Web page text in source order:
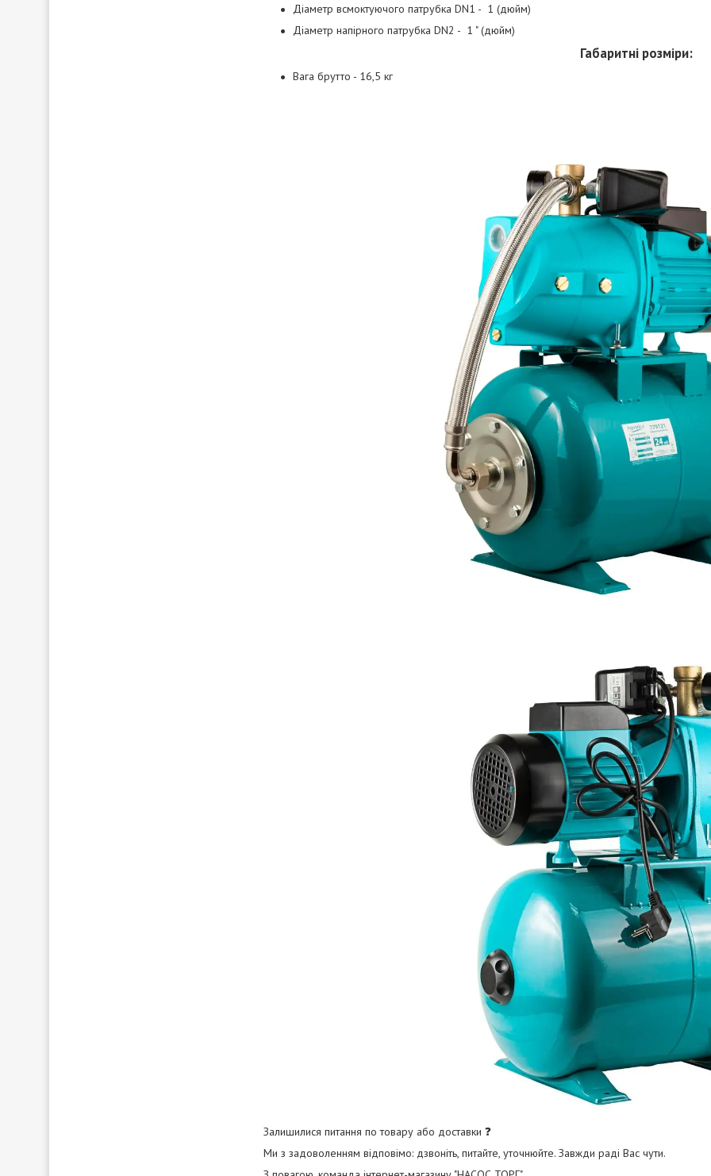
Діаметр всмоктуючого патрубка DN1 - 1 (дюйм)
Діаметр напірного патрубка DN2 - 1 " (дюйм)
Габаритні розміри:
Вага брутто - 16,5 кг
Залишилися питання по товару або доставки ❓
Ми з задоволенням відповімо: дзвоніть, питайте, уточнюйте. Завжди раді Вас чути.